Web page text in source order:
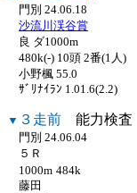
門別 24.06.18
沙流川渓谷賞
良 ダ1000m
480k(-) 10頭 2番(1人)
小野楓 55.0
ｻﾞﾘﾅｲﾗﾝ 1.01.6(2.2)
▼ ３走前 能力検査
門別 24.06.04
５Ｒ
1000m 484k
藤田